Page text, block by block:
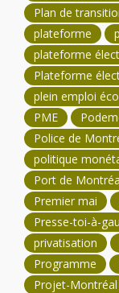
Plan de
plateforme
plateforme
Plateforme
plein emploi
PME
Police de
politique
Port de
Premier mai
Presse-toi-à-
privatisation
Programme
Projet-Montréal